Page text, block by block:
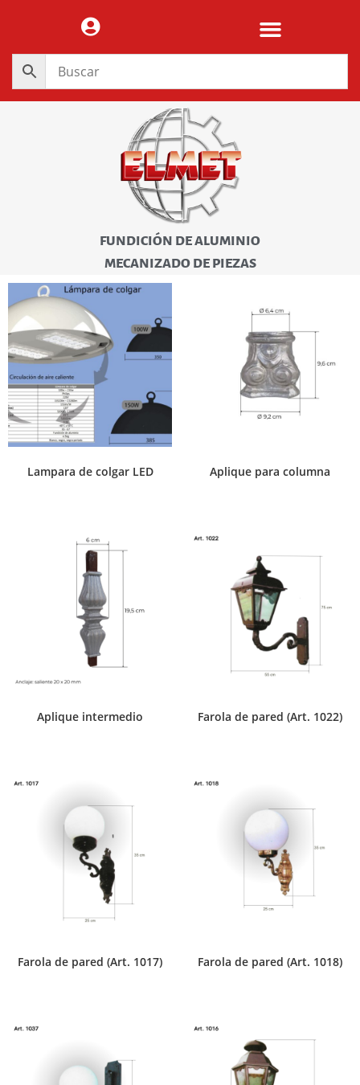
FUNDICIÓN DE ALUMINIO
MECANIZADO DE PIEZAS
Lampara de colgar LED Aplique para columna
Aplique intermedio Farola de pared (Art. 1022)
Farola de pared (Art. 1017) Farola de pared (Art. 1018)